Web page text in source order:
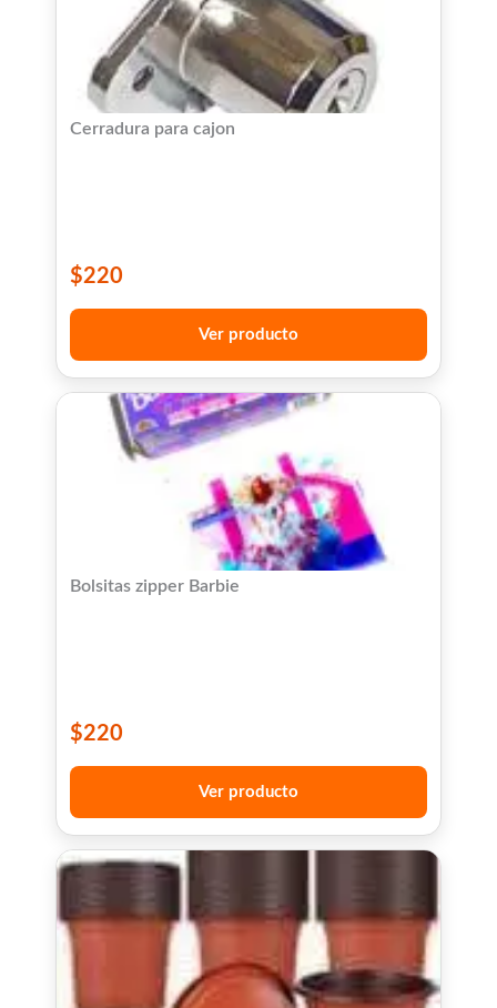
Cerradura para cajon
$220
Ver producto
Bolsitas zipper Barbie
$220
Ver producto